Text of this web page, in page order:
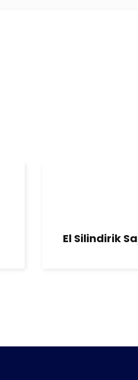
El Silindirik